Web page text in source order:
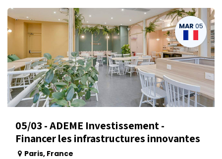
MAR 05
05/03 - ADEME Investissement -
Financer les infrastructures innovantes
Paris, France